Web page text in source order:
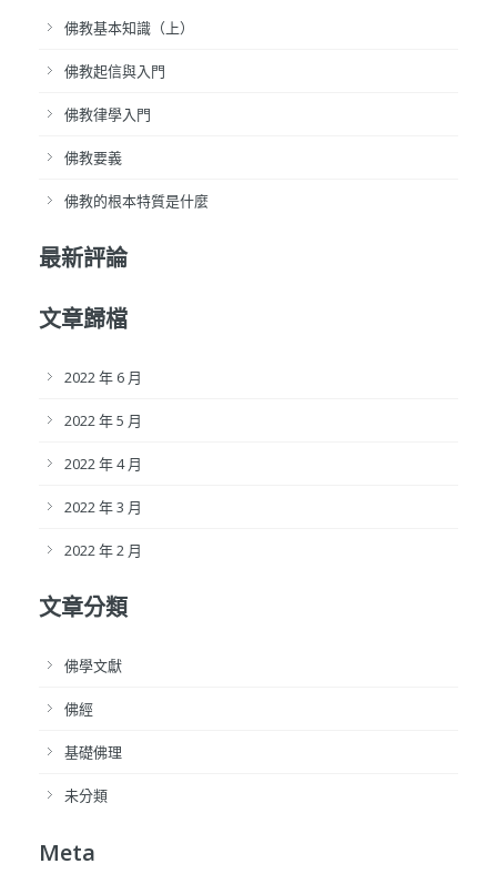
佛教基本知識（上）
佛教起信與入門
佛教律學入門
佛教要義
佛教的根本特質是什麼
最新評論
文章歸檔
2022 年 6 月
2022 年 5 月
2022 年 4 月
2022 年 3 月
2022 年 2 月
文章分類
佛學文獻
佛經
基礎佛理
未分類
Meta